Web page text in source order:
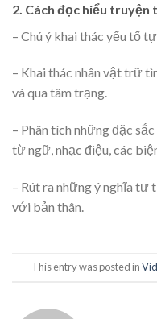
2. Cách đọc hiểu truyện
– Chú ý khai thác yếu tố
– Khai thác nhân vật trữ
và qua tâm trạng.
– Phân tích những đặc
từ ngữ, nhạc điệu, các
– Rút ra những ý nghĩa
với bản thân.
This entry was posted in